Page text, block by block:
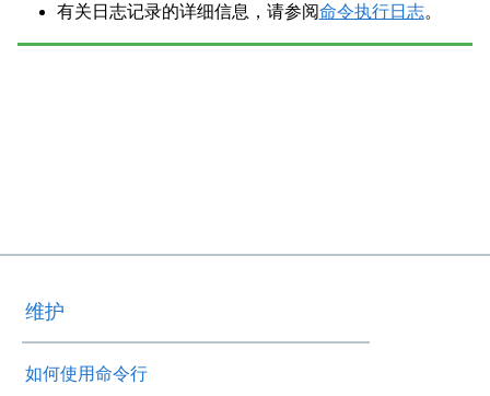
有关日志记录的详细信息，请参阅命令执行日志。
维护
如何使用命令行